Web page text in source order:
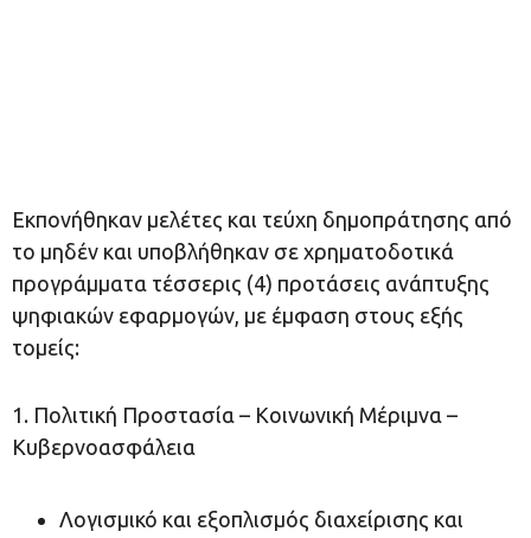
Εκπονήθηκαν μελέτες και τεύχη δημοπράτησης από
το μηδέν και υποβλήθηκαν σε χρηματοδοτικά
προγράμματα τέσσερις (4) προτάσεις ανάπτυξης
ψηφιακών εφαρμογών, με έμφαση στους εξής
τομείς:
1. Πολιτική Προστασία – Κοινωνική Μέριμνα –
Κυβερνοασφάλεια
Λογισμικό και εξοπλισμός διαχείρισης και